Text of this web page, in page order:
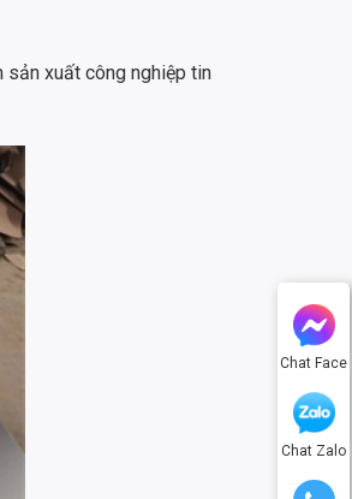
Chat Face
Chat Zalo
sản xuất công nghiệp tin